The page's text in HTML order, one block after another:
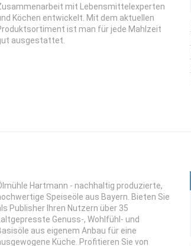
mit Lebensmittelexperten
Köchen entwickelt. Mit dem aktuellen
ist man für jede Mahlzeit
ausgestattet.
Hartmann - nachhaltig produzierte,
Speiseöle aus Bayern. Bieten Sie
Publisher Ihren Nutzern über 35
Genuss-, Wohlfühl- und
aus eigenem Anbau für eine
Küche. Profitieren Sie von